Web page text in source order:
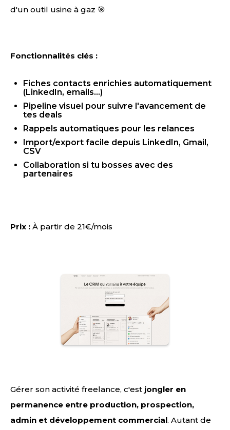
d'un outil usine à gaz 🎯
Fonctionnalités clés :
Fiches contacts enrichies automatiquement
(LinkedIn, emails...)
Pipeline visuel pour suivre l'avancement de
tes deals
Rappels automatiques pour les relances
Import/export facile depuis LinkedIn, Gmail,
CSV
Collaboration si tu bosses avec des
partenaires
Prix : À partir de 21€/mois
Gérer son activité freelance, c'est jongler en
permanence entre production, prospection,
admin et développement commercial. Autant de